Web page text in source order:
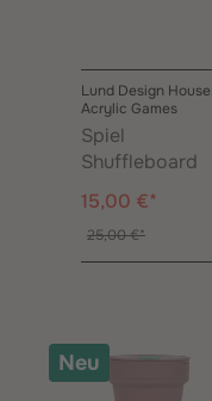
Lund Design House:
Acrylic Games
Spiel
Shuffleboard
15,00 €*
25,00 €*
Neu